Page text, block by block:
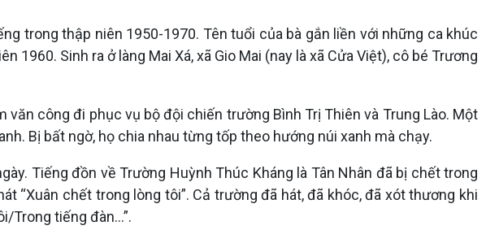
trong thập niên 1950-1970. Tên tuổi của bà gắn liền với những ca khúc
Sinh ra ở làng Mai Xá, xã Gio Mai (nay là xã Cửa Việt), cô bé Trương
công đi phục vụ bộ đội chiến trường Bình Trị Thiên và Trung Lào. Một
Bị bất ngờ, họ chia nhau từng tốp theo hướng núi xanh mà chạy.
Tiếng đồn về Trường Huỳnh Thúc Kháng là Tân Nhân đã bị chết trong
“Xuân chết trong lòng tôi”. Cả trường đã hát, đã khóc, đã xót thương khi
Trong tiếng đàn…”.